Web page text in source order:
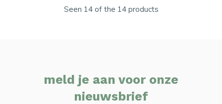
Seen 14 of the 14 products
meld je aan voor onze
nieuwsbrief